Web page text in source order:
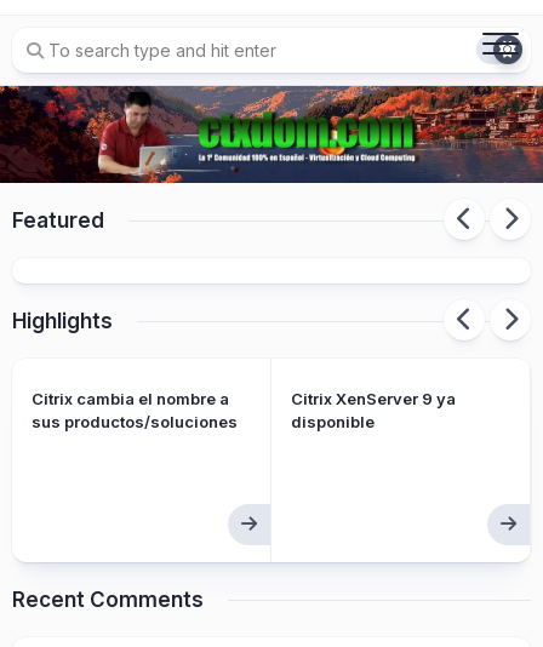
content
Featured
Detectado fallo de seguridad afectacion a
NetScaler “HTTP/2 Bomb” denial-of-service
Highlights
Citrix cambia el nombre a
sus productos/soluciones
Citrix XenServer 9 ya
disponible
Recent Comments